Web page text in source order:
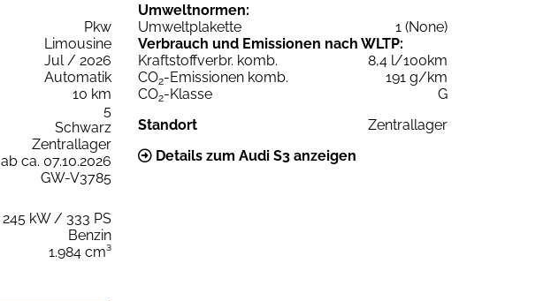
Pkw
Limousine
Jul / 2026
Automatik
10 km
5
Schwarz
Zentrallager
ab ca. 07.10.2026
GW-V3785
245 kW / 333 PS
Benzin
1.984 cm³
Umweltnormen:
Umweltplakette
1 (None)
Verbrauch und Emissionen nach WLTP:
Kraftstoffverbr. komb.
8,4 l/100km
CO2-Emissionen komb.
191 g/km
CO2-Klasse
G
Standort
Zentrallager
Details zum Audi S3 anzeigen